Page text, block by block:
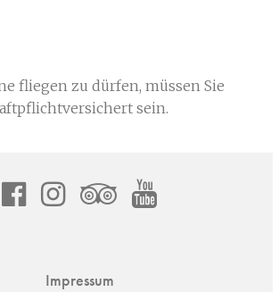
fliegen zu dürfen, müssen Sie
sein.
Impressum